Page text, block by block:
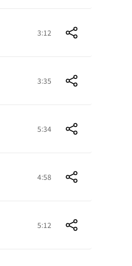
3:12
3:35
5:34
4:58
5:12